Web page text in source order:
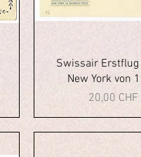
Vista rapida
Swissair Erstflug
New York von
Prezzo
20,00 CHF